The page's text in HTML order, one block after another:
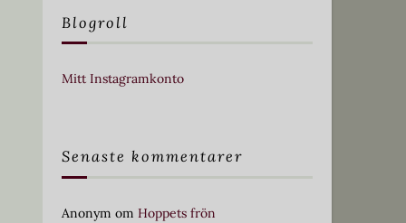
Blogroll
Mitt Instagramkonto
Senaste kommentarer
Anonym omHoppets frön